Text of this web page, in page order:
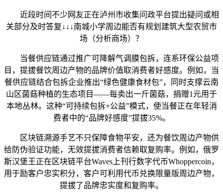
近段时间不少网友正在泸州市收集问政平台提出疑问或相
关部分及时答复↓↓↓南城小学周边能否有规划建筑大型农贸市
场（分析商场）？
当餐供应链通过推广可降解气调膜包拆，连系环保公益项
目，提拔餐饮周边产物的品牌价值取消费者好感度。例如，当
餐供应链结合包拆企业推出“绿色健康食材包”，同时支撑云南
山区菌菇种植的生态项目——每卖出一斤菌菇，捐赠1元用于
本地丛林。这种“可持续包拆+公益”模式，使当餐正在年轻消
费者中的“品牌好感度”提拔35%。
区块链溯源手艺不只保障食物平安，还为餐饮周边产物供
给防伪验证功能，无效提拔消费者信赖取复购率。例如，俄罗
斯汉堡王正在区块链平台Waves上刊行数字代币Whoppercoin，
用于励客户忠实积分，客户可利用代币兑换限量版周边产物，
提拔了品牌忠实度和复购率。